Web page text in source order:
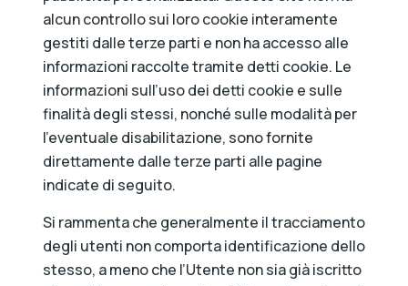
alcun controllo sui loro cookie interamente
gestiti dalle terze parti e non ha accesso alle
informazioni raccolte tramite detti cookie. Le
informazioni sull’uso dei detti cookie e sulle
finalità degli stessi, nonché sulle modalità per
l’eventuale disabilitazione, sono fornite
direttamente dalle terze parti alle pagine
indicate di seguito.
Si rammenta che generalmente il tracciamento
degli utenti non comporta identificazione dello
stesso, a meno che l’Utente non sia già iscritto